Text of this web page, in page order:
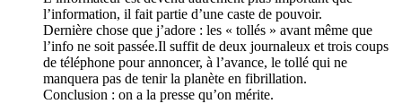
l’information, il fait partie d’une caste de pouvoir.
Dernière chose que j’adore : les « tollés » avant même que
l’info ne soit passée.Il suffit de deux journaleux et trois coups
de téléphone pour annoncer, à l’avance, le tollé qui ne
manquera pas de tenir la planète en fibrillation.
Conclusion : on a la presse qu’on mérite.